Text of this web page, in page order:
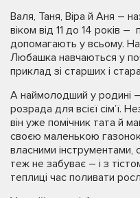
Валя, Таня, Віра й Аня –
віком від 11 до 14 років
допомагають у всьому.
Любашка навчаються у
приклад зі старших і
А наймолодший у родині
розрада для всієї сім’ї.
він уже помічник тата й
своєю маленькою
власними інструментами,
теж не забуває – і з
теплиці час поливати